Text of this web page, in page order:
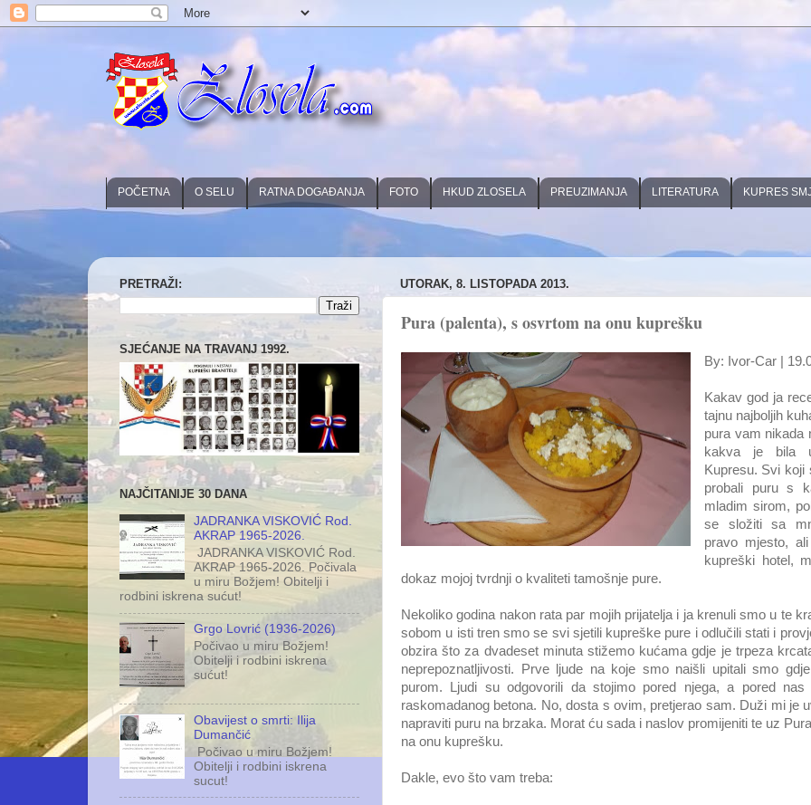
POČETNA O SELU RATNA DOGAĐANJA FOTO HKUD ZLOSELA PREUZIMANJA LITERATURA KUPRES
UTORAK, 8. LISTOPADA 2013.
Pura (palenta), s osvrtom na onu kuprešku
By: Ivor-Car |
Kakav god ja
tajnu najboljih
pura vam nikada
kakva je bila
Kupresu. Svi koji
probali puru s
mladim sirom,
se složiti sa
pravo mjesto,
kupreški hotel,
dokaz mojoj tvrdnji o kvaliteti tamošnje pure.
Nekoliko godina nakon rata par mojih prijatelja i ja krenuli smo u te
sobom u isti tren smo se svi sjetili kupreške pure i odlučili stati i
obzira što za dvadeset minuta stižemo kućama gdje je trpeza
neprepoznatljivosti. Prve ljude na koje smo naišli upitali smo
purom. Ljudi su odgovorili da stojimo pored njega, a pored
raskomadanog betona. No, dosta s ovim, pretjerao sam. Duži mi je
napraviti puru na brzaka. Morat ću sada i naslov promijeniti te uz
na onu kuprešku.
Dakle, evo što vam treba:
PRETRAŽI:
SJEĆANJE NA TRAVANJ 1992.
NAJČITANIJE 30 DANA
JADRANKA VISKOVIĆ Rod.
AKRAP 1965-2026.
JADRANKA VISKOVIĆ Rod.
AKRAP 1965-2026. Počivala
u miru Božjem! Obitelji i
rodbini iskrena sućut!
Grgo Lovrić (1936-2026)
Počivao u miru Božjem!
Obitelji i rodbini iskrena
sućut!
Obavijest o smrti: Ilija
Dumančić
Počivao u miru Božjem!
Obitelji i rodbini iskrena
sucut!